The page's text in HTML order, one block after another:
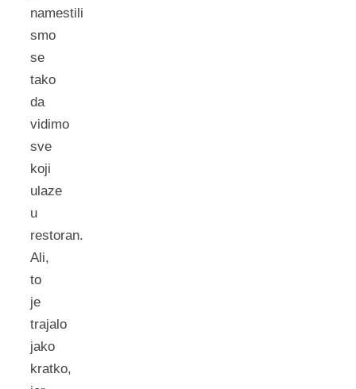
namestili
smo
se
tako
da
vidimo
sve
koji
ulaze
u
restoran.
Ali,
to
je
trajalo
jako
kratko,